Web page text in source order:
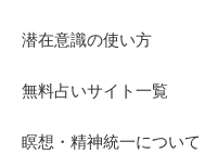
潜在意識の使い方
無料占いサイト一覧
瞑想・精神統一について